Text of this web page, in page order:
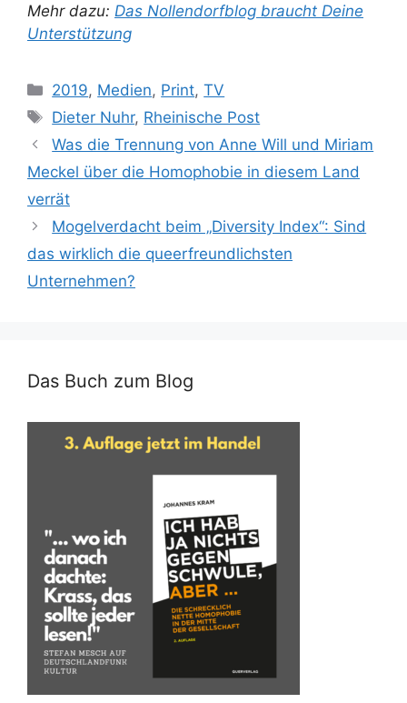
Mehr dazu: Das Nollendorfblog braucht Deine
Unterstützung
Kategorien
2019, Medien, Print,TV
Schlagwörter
Dieter Nuhr, Rheinische Post
Was die Trennung von Anne Will und Miriam
Meckel über die Homophobie in diesem Land
verrät
Mogelverdacht beim „Diversity Index“: Sind
das wirklich die queerfreundlichsten
Unternehmen?
Das Buch zum Blog